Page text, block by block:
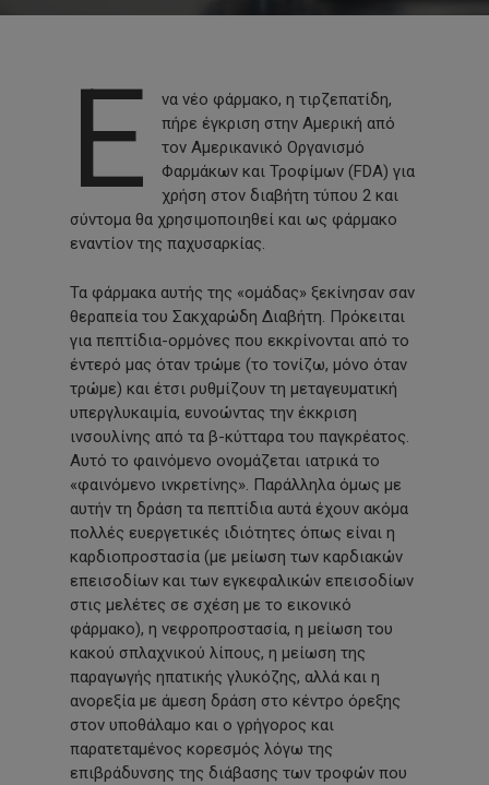
Έ
να νέο φάρμακο, η τιρζεπατίδη,
πήρε έγκριση στην Αμερική από
τον Αμερικανικό Οργανισμό
Φαρμάκων και Τροφίμων (FDA) για
χρήση στον διαβήτη τύπου 2 και
σύντομα θα χρησιμοποιηθεί και ως φάρμακο
εναντίον της παχυσαρκίας.
Τα φάρμακα αυτής της «ομάδας» ξεκίνησαν σαν
θεραπεία του Σακχαρώδη Διαβήτη. Πρόκειται
για πεπτίδια-ορμόνες που εκκρίνονται από το
έντερό μας όταν τρώμε (το τονίζω, μόνο όταν
τρώμε) και έτσι ρυθμίζουν τη μεταγευματική
υπεργλυκαιμία, ευνοώντας την έκκριση
ινσουλίνης από τα β-κύτταρα του παγκρέατος.
Αυτό το φαινόμενο ονομάζεται ιατρικά το
«φαινόμενο ινκρετίνης». Παράλληλα όμως με
αυτήν τη δράση τα πεπτίδια αυτά έχουν ακόμα
πολλές ευεργετικές ιδιότητες όπως είναι η
καρδιοπροστασία (με μείωση των καρδιακών
επεισοδίων και των εγκεφαλικών επεισοδίων
στις μελέτες σε σχέση με το εικονικό
φάρμακο), η νεφροπροστασία, η μείωση του
κακού σπλαχνικού λίπους, η μείωση της
παραγωγής ηπατικής γλυκόζης, αλλά και η
ανορεξία με άμεση δράση στο κέντρο όρεξης
στον υποθάλαμο και ο γρήγορος και
παρατεταμένος κορεσμός λόγω της
επιβράδυνσης της διάβασης των τροφών που